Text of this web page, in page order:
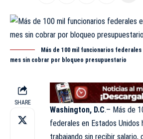
Más de 100 mil funcionarios federales
mes sin cobrar por bloqueo presupuestario
SHARE
Washington, D.C.– Más de
federales en Estados Unidos
trabajando sin recibir salario,